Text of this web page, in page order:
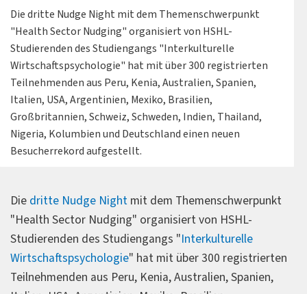
Die dritte Nudge Night mit dem Themenschwerpunkt
"Health Sector Nudging" organisiert von HSHL-
Studierenden des Studiengangs "Interkulturelle
Wirtschaftspsychologie" hat mit über 300 registrierten
Teilnehmenden aus Peru, Kenia, Australien, Spanien,
Italien, USA, Argentinien, Mexiko, Brasilien,
Großbritannien, Schweiz, Schweden, Indien, Thailand,
Nigeria, Kolumbien und Deutschland einen neuen
Besucherrekord aufgestellt.
Die dritte Nudge Night mit dem Themenschwerpunkt
"Health Sector Nudging" organisiert von HSHL-
Studierenden des Studiengangs "Interkulturelle
Wirtschaftspsychologie" hat mit über 300 registrierten
Teilnehmenden aus Peru, Kenia, Australien, Spanien,